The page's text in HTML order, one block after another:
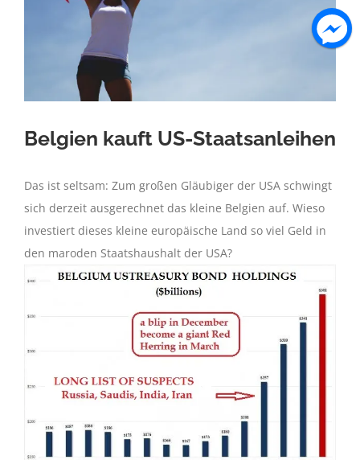
Belgien kauft US-Staatsanleihen
Das ist seltsam: Zum großen Gläubiger der USA schwingt
sich derzeit ausgerechnet das kleine Belgien auf. Wieso
investiert dieses kleine europäische Land so viel Geld in
den maroden Staatshaushalt der USA?